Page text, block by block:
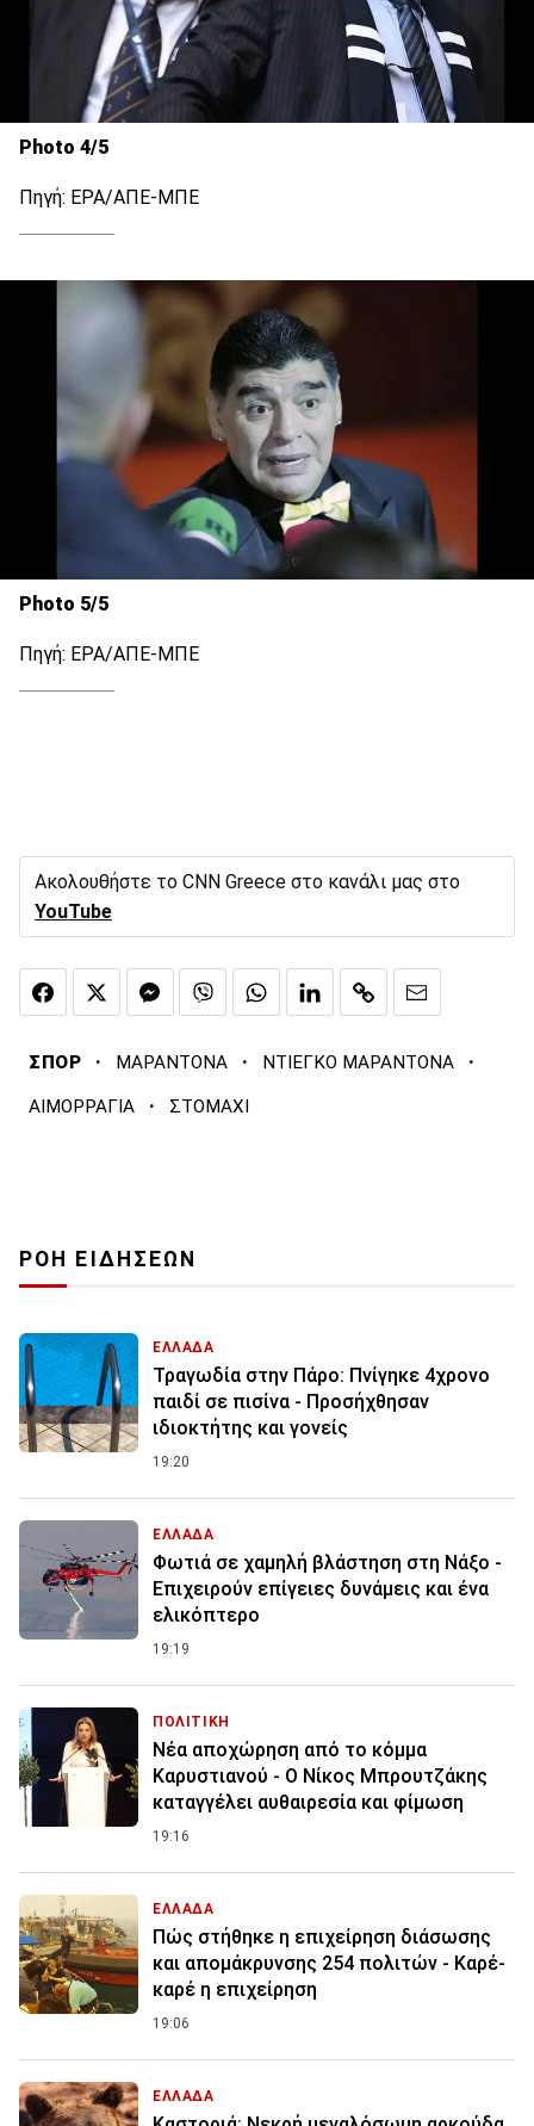
Photo 4/5
Πηγή: EPA/ΑΠΕ-ΜΠΕ
Photo 5/5
Πηγή: EPA/ΑΠΕ-ΜΠΕ
Ακολουθήστε το CNN Greece στο κανάλι μας στο
YouTube
ΣΠΟΡ · ΜΑΡΑΝΤΟΝΑ · ΝΤΙΕΓΚΟ ΜΑΡΑΝΤΟΝΑ ·
ΑΙΜΟΡΡΑΓΙΑ · ΣΤΟΜΑΧΙ
ΡΟΗ ΕΙΔΗΣΕΩΝ
ΕΛΛΑΔΑ
Τραγωδία στην Πάρο: Πνίγηκε 4χρονο
παιδί σε πισίνα - Προσήχθησαν
ιδιοκτήτης και γονείς
19:20
ΕΛΛΑΔΑ
Φωτιά σε χαμηλή βλάστηση στη Νάξο -
Επιχειρούν επίγειες δυνάμεις και ένα
ελικόπτερο
19:19
ΠΟΛΙΤΙΚΗ
Νέα αποχώρηση από το κόμμα
Καρυστιανού - Ο Νίκος Μπρουτζάκης
καταγγέλει αυθαιρεσία και φίμωση
19:16
ΕΛΛΑΔΑ
Πώς στήθηκε η επιχείρηση διάσωσης
και απομάκρυνσης 254 πολιτών - Καρέ-
καρέ η επιχείρηση
19:06
ΕΛΛΑΔΑ